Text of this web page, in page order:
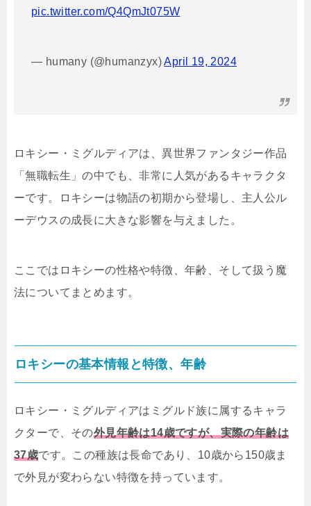
pic.twitter.com/Q4QmJt075W
— humany (@humanzyx)April 19, 2024
ロキシー・ミグルディアは、異世界ファンタジー作品
「無職転生」の中でも、非常に人気があるキャラクタ
ーです。ロキシーは物語の初期から登場し、主人公ル
ーデウスの成長に大きな影響を与えました。
ここではロキシーの性格や特徴、年齢、そして扱う魔
法についてまとめます。
ロキシーの基本情報と特徴、年齢
ロキシー・ミグルディアはミグルド族に属するキャラ
クターで、その外見年齢は14歳ですが、実際の年齢は
37歳です。この種族は長命であり、10歳から150歳ま
で外見が変わらない特徴を持っています。